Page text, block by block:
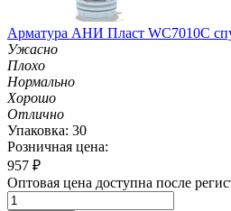
Арматура АНИ Пласт WC7010C
Ужасно
Плохо
Нормально
Хорошо
Отлично
Упаковка: 30
Розничная цена:
957 ₽
Оптовая цена доступна после